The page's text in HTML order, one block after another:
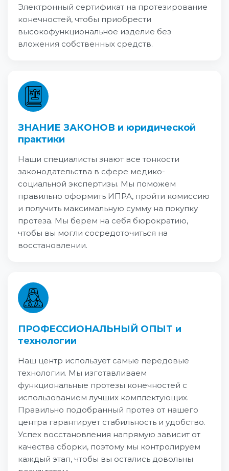
Электронный сертификат на протезирование
конечностей, чтобы приобрести
высокофункциональное изделие без
вложения собственных средств.
ЗНАНИЕ ЗАКОНОВ и юридической
практики
Наши специалисты знают все тонкости
законодательства в сфере медико-
социальной экспертизы. Мы поможем
правильно оформить ИПРА, пройти комиссию
и получить максимальную сумму на покупку
протеза. Мы берем на себя бюрократию,
чтобы вы могли сосредоточиться на
восстановлении.
ПРОФЕССИОНАЛЬНЫЙ ОПЫТ и
технологии
Наш центр использует самые передовые
технологии. Мы изготавливаем
функциональные протезы конечностей с
использованием лучших комплектующих.
Правильно подобранный протез от нашего
центра гарантирует стабильность и удобство.
Успех восстановления напрямую зависит от
качества сборки, поэтому мы контролируем
каждый этап, чтобы вы остались довольны